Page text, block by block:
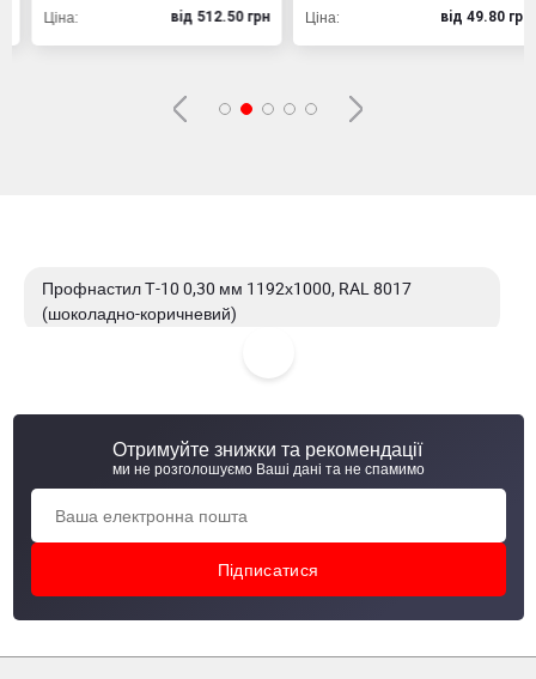
Ціна:
вiд 512.50 грн
Ціна:
вiд 49.80 грн
Профнастил Т-10 0,30 мм 1192х1000, RAL 8017
(шоколадно-коричневий)
Профнастил Т-10 0,30 мм 1192х1500, ZN
Профнастил Т-10 0,30 мм 1192х1000, RAL 3005 (винно-
червоний)
Отримуйте знижки та рекомендації
ми не розголошуємо Ваші дані та не спамимо